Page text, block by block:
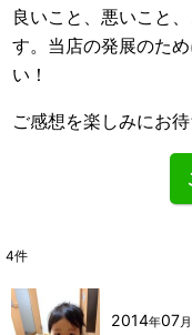
良いこと、悪いこと
す。当店の発展のた
い！
ご感想を楽しみにお
4件
2014年07月